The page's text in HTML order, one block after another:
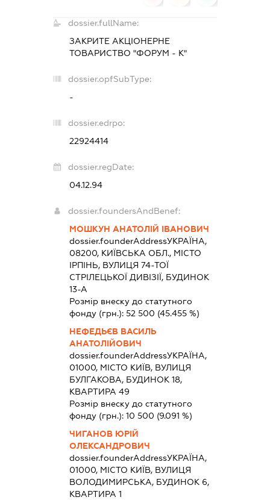
dossier.fullName:
ЗАКРИТЕ АКЦІОНЕРНЕ
ТОВАРИСТВО "ФОРУМ - К"
dossier.opfSubType:
-
dossier.edrpo:
22924414
dossier.regDate:
04.12.94
dossier.foundersAndBenef:
МОШКУН АНАТОЛІЙ ІВАНОВИЧ
dossier.founderAddressУКРАЇНА,
08200, КИЇВСЬКА ОБЛ., МІСТО
ІРПІНЬ, ВУЛИЦЯ 74-ТОЇ
СТРІЛЕЦЬКОЇ ДИВІЗІЇ, БУДИНОК
13-А
Розмір внеску до статутного
фонду (грн.): 52 500 (45.455 %)
НЕФЕДЬЄВ ВАСИЛЬ
АНАТОЛІЙОВИЧ
dossier.founderAddressУКРАЇНА,
01000, МІСТО КИЇВ, ВУЛИЦЯ
БУЛГАКОВА, БУДИНОК 18,
КВАРТИРА 49
Розмір внеску до статутного
фонду (грн.): 10 500 (9.091 %)
ЧИГАНОВ ЮРІЙ
ОЛЕКСАНДРОВИЧ
dossier.founderAddressУКРАЇНА,
01000, МІСТО КИЇВ, ВУЛИЦЯ
ВОЛОДИМИРСЬКА, БУДИНОК 6,
КВАРТИРА 1